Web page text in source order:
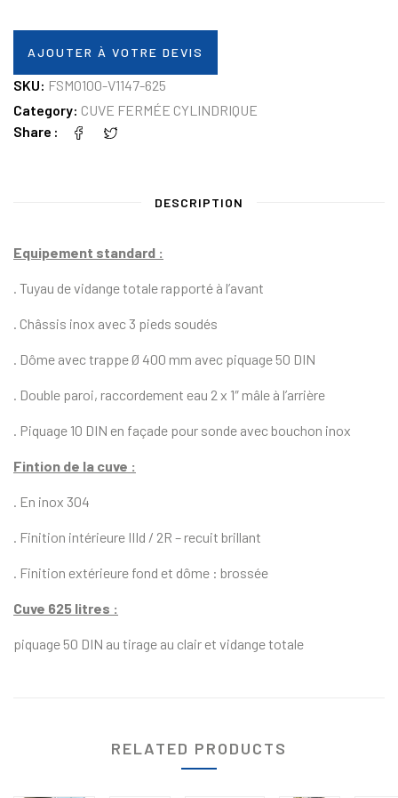
AJOUTER À VOTRE DEVIS
SKU: FSMO100-V1147-625
Category: CUVE FERMÉE CYLINDRIQUE
Share
DESCRIPTION
Equipement standard :
. Tuyau de vidange totale rapporté à l’avant
. Châssis inox avec 3 pieds soudés
. Dôme avec trappe Ø 400 mm avec piquage 50 DIN
. Double paroi, raccordement eau 2 x 1″ mâle à l’arrière
. Piquage 10 DIN en façade pour sonde avec bouchon inox
Fintion de la cuve :
. En inox 304
. Finition intérieure IIId / 2R – recuit brillant
. Finition extérieure fond et dôme : brossée
Cuve 625 litres :
piquage 50 DIN au tirage au clair et vidange totale
RELATED PRODUCTS